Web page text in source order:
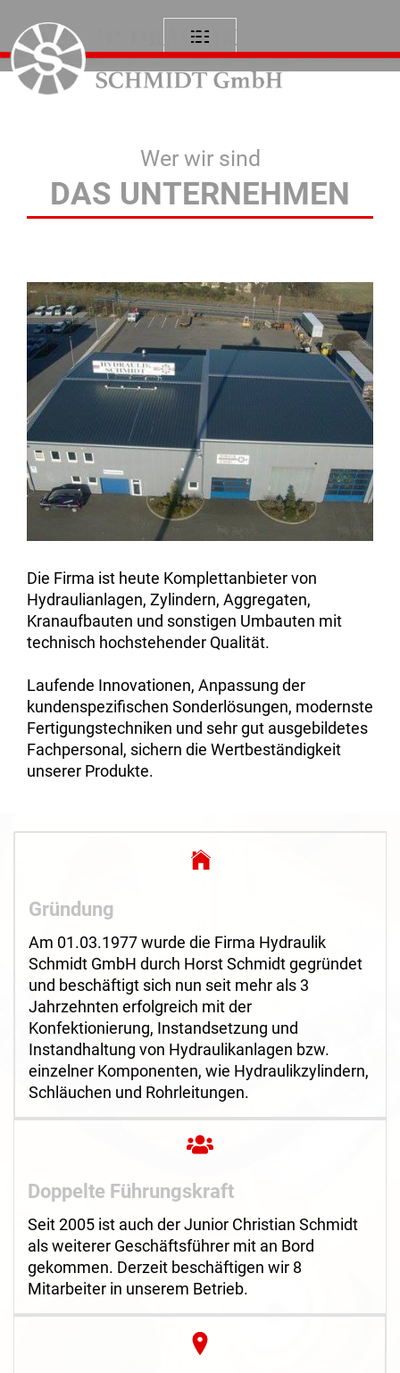
Wer wir sind
DAS UNTERNEHMEN
Die Firma ist heute Komplettanbieter von
Hydraulianlagen, Zylindern, Aggregaten,
Kranaufbauten und sonstigen Umbauten mit
technisch hochstehender Qualität.
Laufende Innovationen, Anpassung der
kundenspezifischen Sonderlösungen, modernste
Fertigungstechniken und sehr gut ausgebildetes
Fachpersonal, sichern die Wertbeständigkeit
unserer Produkte.
Gründung
Am 01.03.1977 wurde die Firma Hydraulik
Schmidt GmbH durch Horst Schmidt gegründet
und beschäftigt sich nun seit mehr als 3
Jahrzehnten erfolgreich mit der
Konfektionierung, Instandsetzung und
Instandhaltung von Hydraulikanlagen bzw.
einzelner Komponenten, wie Hydraulikzylindern,
Schläuchen und Rohrleitungen.
Doppelte Führungskraft
Seit 2005 ist auch der Junior Christian Schmidt
als weiterer Geschäftsführer mit an Bord
gekommen. Derzeit beschäftigen wir 8
Mitarbeiter in unserem Betrieb.